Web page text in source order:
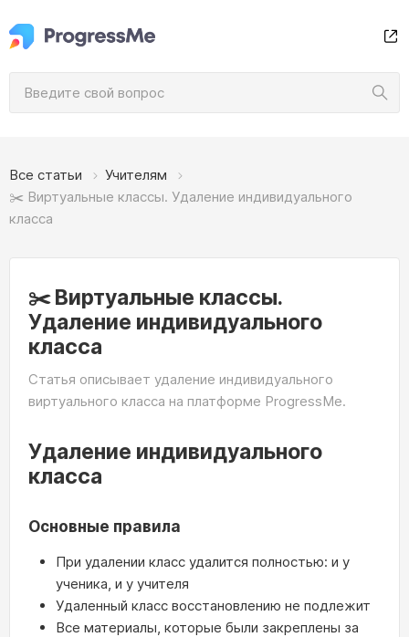
Все статьи
Учителям
✂️ Виртуальные классы. Удаление индивидуального
класса
✂️ Виртуальные классы.
Удаление индивидуального
класса
Статья описывает удаление индивидуального
виртуального класса на платформе ProgressMe.
Удаление индивидуального
класса
Основные правила
При удалении класс удалится полностью: и у
ученика, и у учителя
Удаленный класс восстановлению не подлежит
Все материалы, которые были закреплены за